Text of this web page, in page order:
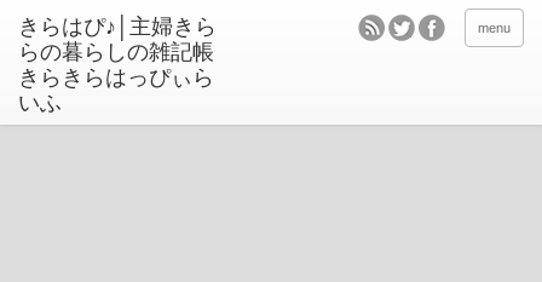
きらはぴ♪│主婦きら
らの暮らしの雑記帳
きらきらはっぴぃら
いふ
menu